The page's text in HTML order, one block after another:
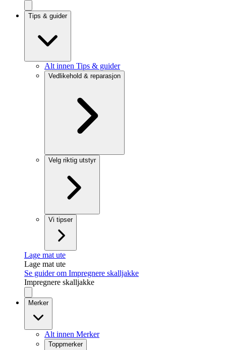
Tips & guider
Alt innen Tips & guider
Vedlikehold & reparasjon
Velg riktig utstyr
Vi tipser
Lage mat ute
Lage mat ute
Se guider om Impregnere skalljakke
Impregnere skalljakke
Merker
Alt innen Merker
Toppmerker